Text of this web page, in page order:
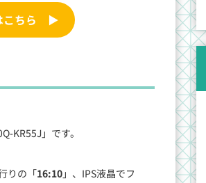
ちら ▶
KR55J」です。
りの「16:10」、IPS液晶でフ